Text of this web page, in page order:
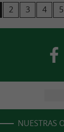
2 3 4 5
NUESTRAS